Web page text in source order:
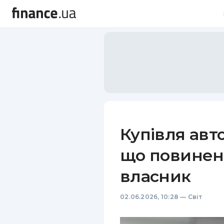
Купівля
що
власник
02.06.2026, 10:28 — Світ